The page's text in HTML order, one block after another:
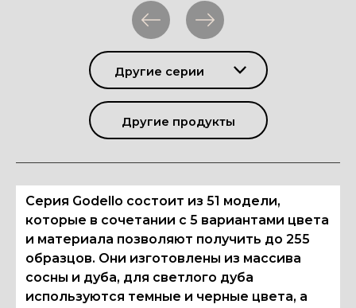
Другие серии
Другие продукты
Серия Godello состоит из 51 модели,
которые в сочетании с 5 вариантами цвета
и материала позволяют получить до 255
образцов. Они изготовлены из массива
сосны и дуба, для светлого дуба
используются темные и черные цвета, а